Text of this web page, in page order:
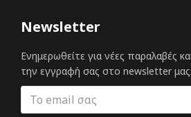
Newsletter
Ενημερωθείτε για νέες παραλαβές
την εγγραφή σας στο newsletter μας.